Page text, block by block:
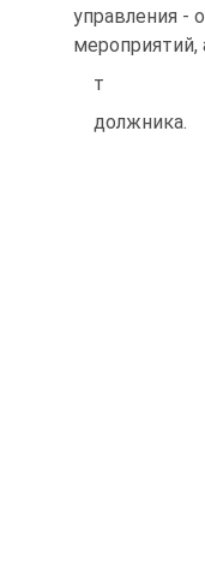
управления -
мероприятий,
т
должника.